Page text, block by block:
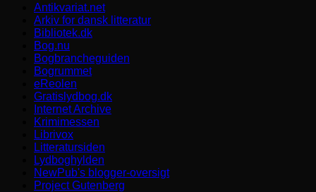
Antikvariat.net
Arkiv for dansk litteratur
Bibliotek.dk
Bog.nu
Bogbrancheguiden
Bogrummet
eReolen
Gratislydbog.dk
Internet Archive
Krimimessen
Librivox
Litteratursiden
Lydboghylden
NewPub's blogger-oversigt
Project Gutenberg